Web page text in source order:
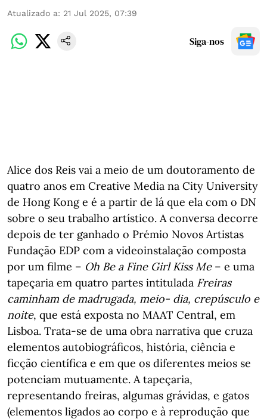
Atualizado a: 21 Jul 2025, 07:39
Siga-nos
Alice dos Reis vai a meio de um doutoramento de
quatro anos em Creative Media na City University
de Hong Kong e é a partir de lá que ela com o DN
sobre o seu trabalho artístico. A conversa decorre
depois de ter ganhado o Prémio Novos Artistas
Fundação EDP com a videoinstalação composta
por um filme – Oh Be a Fine Girl Kiss Me– e uma
tapeçaria em quatro partes intitulada Freiras
caminham de madrugada, meio- dia, crepúsculo e
noite, que está exposta no MAAT Central, em
Lisboa. Trata-se de uma obra narrativa que cruza
elementos autobiográficos, história, ciência e
ficção científica e em que os diferentes meios se
potenciam mutuamente. A tapeçaria,
representando freiras, algumas grávidas, e gatos
(elementos ligados ao corpo e à reprodução que